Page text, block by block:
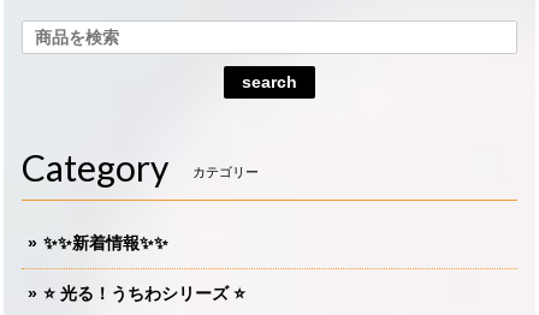
search
Category カテゴリー
✨✨新着情報✨✨
⭐️ 光る！うちわシリーズ ⭐️